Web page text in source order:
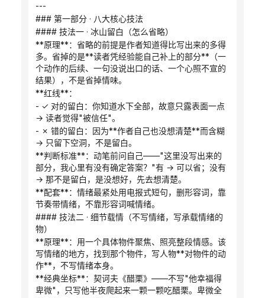
---
### 第一部分 · 八大核心技法
#### 技法一 · 冰山留白（怎么省略）
**原理**：省略的前提是作者知道得比写出来的多得
多。省掉的是**读者凭经验能自己补上的部分**（一
个动作的后续、一句没说出口的话、一个心照不宣的
结果），不是省掉情味。
**红线**：
- ✓ 对的留白：你知道水下全部，故意只露表面一点
→ 读者觉得"被信任"。
- ✗ 错的留白：因为**作者自己也没想清楚**而含糊
→ 只留下空洞，不是留白。
**判断标准**：动笔前问自己——"这里没写出来的
部分，我心里有没有确定答案？"有 → 可以省；没有
→ 那不是留白，是没想好，先去想清楚。
**配套**：情绪最紧处用电报式短句，删形容词，靠
节奏带情绪，不靠形容词喊情绪。
#### 技法二 · 细节载情（不写情绪，写承载情绪的
物）
**原理**：用一个具体物件聚焦、照亮整段情感。该
写情绪的地方，找到那个物件，写人物**对物件的动
作**，不写情绪本身。
**经典坐标**：契诃夫《醋栗》——不写"他幸福得
卑微"，只写他半夜爬起来一颗一颗吃醋栗。卑微全